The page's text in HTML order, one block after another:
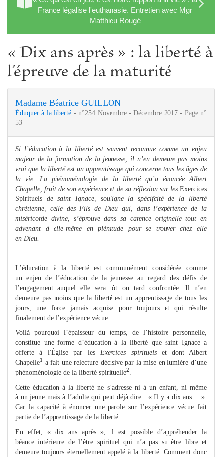
France légalise l'euthanasie. Entretien avec Mgr
Matthieu Rougé
« Dix ans après » : la liberté à
l’épreuve de la maturité
Madame Béatrice GUILLON
Éduquer à la liberté - n°254 Novembre - Décembre 2017 - Page n°
53
Si l’éducation à la liberté est souvent reconnue comme un enjeu
majeur de la formation de la jeunesse, il n’en demeure pas moins
vrai que la liberté est un apprentissage qui concerne tous les âges de
la vie. La phénoménologie de la liberté qu’a énoncée Albert
Chapelle, fruit de son expérience et de sa réflexion sur les Exercices
Spirituels de saint Ignace, souligne la spécifcité de la liberté
chrétienne, celle des Fils de Dieu qui, dans l’expérience de la
miséricorde divine, s’éprouve dans sa carence originelle tout en
advenant à elle-même en plénitude pour se trouver chez elle
en Dieu.
L’éducation à la liberté est communément considérée comme
un enjeu de l’éducation de la jeunesse au regard des défis de
l’engagement auquel elle sera tôt ou tard confrontée. Il n’en
demeure pas moins que la liberté est un apprentissage de tous les
jours, une force jamais acquise pour toujours et qui résulte
finalement de l’expérience vécue.
Voilà pourquoi l’épaisseur du temps, de l’histoire personnelle,
constitue une forme d’éducation à la liberté que saint Ignace a
offerte à l'Église par les Exercices spirituelset dont Albert
Chapelle1 a fait une relecture décisive par la mise en lumière d’une
phénoménologie de la liberté spirituelle2
Cette éducation à la liberté ne s’adresse ni à un enfant, ni même
à un jeune mais à l’adulte qui peut déjà dire : « Il y a dix ans… ».
Car la capacité à énoncer une parole sur l’expérience vécue fait
partie de l’apprentissage de la liberté.
En effet, « dix ans après », il est possible d’appréhender la
béance intérieure de l’être spirituel qui n’a pas su être libre et
demeure toujours éternellement appelé à la liberté. Comment donc